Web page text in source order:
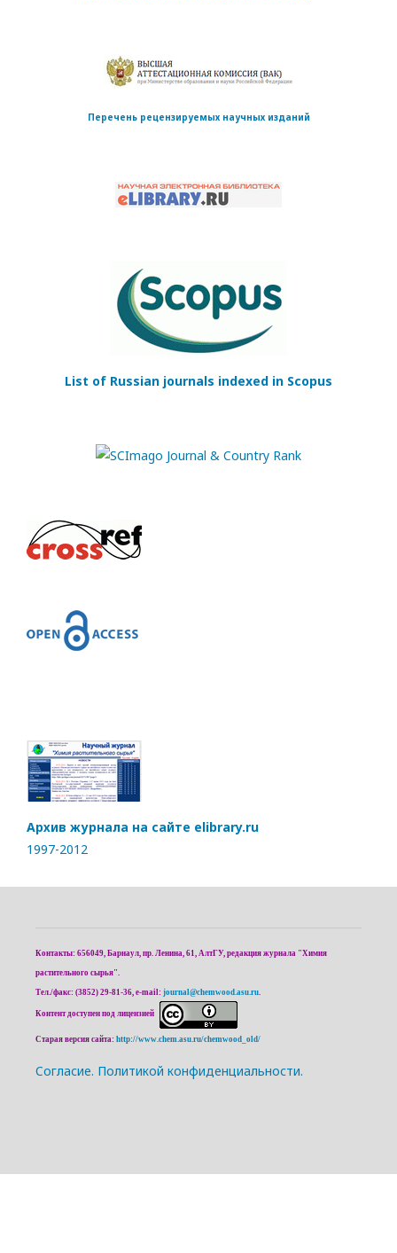
Перечень рецензируемых научных изданий
List of Russian journals indexed in Scopus
Архив журнала на сайте elibrary.ru
1997-2012
Контакты: 656049, Барнаул, пр. Ленина, 61, АлтГУ, редакция журнала "Химия
растительного сырья".
Тел./факс: (3852) 29-81-36, e-mail: journal@chemwood.asu.ru
Контент доступен под лицензией
Старая версия сайта: http://www.chem.asu.ru/chemwood_old/
Cогласие. Политикой конфиденциальности.